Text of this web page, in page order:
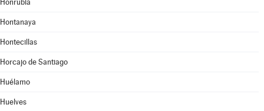
Honrubia
Hontanaya
Hontecillas
Horcajo de Santiago
Huélamo
Huelves